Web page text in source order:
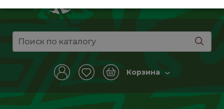
Корзина